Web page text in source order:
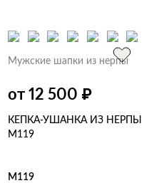
Мужские шапки из нерпы
от 12 500 ₽
КЕПКА-УШАНКА ИЗ НЕРПЫ
M119
M119